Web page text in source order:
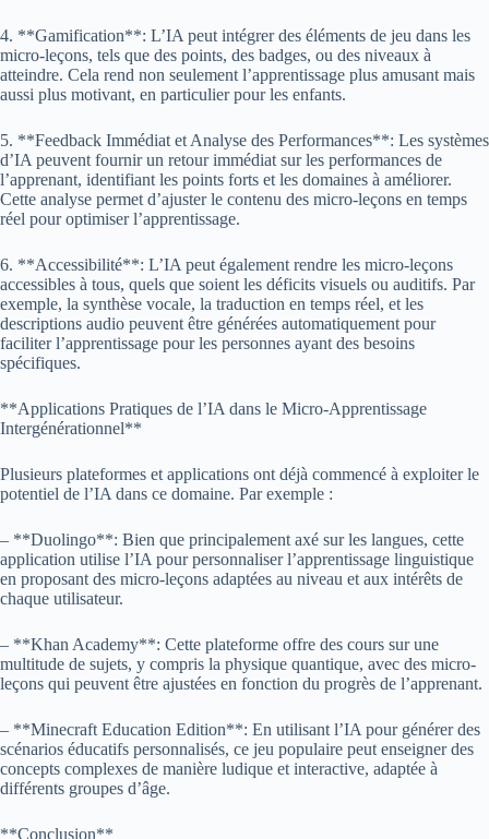
4. **Gamification**: L’IA peut intégrer des éléments de jeu dans les
micro-leçons, tels que des points, des badges, ou des niveaux à
atteindre. Cela rend non seulement l’apprentissage plus amusant mais
aussi plus motivant, en particulier pour les enfants.
5. **Feedback Immédiat et Analyse des Performances**: Les systèmes
d’IA peuvent fournir un retour immédiat sur les performances de
l’apprenant, identifiant les points forts et les domaines à améliorer.
Cette analyse permet d’ajuster le contenu des micro-leçons en temps
réel pour optimiser l’apprentissage.
6. **Accessibilité**: L’IA peut également rendre les micro-leçons
accessibles à tous, quels que soient les déficits visuels ou auditifs. Par
exemple, la synthèse vocale, la traduction en temps réel, et les
descriptions audio peuvent être générées automatiquement pour
faciliter l’apprentissage pour les personnes ayant des besoins
spécifiques.
**Applications Pratiques de l’IA dans le Micro-Apprentissage
Intergénérationnel**
Plusieurs plateformes et applications ont déjà commencé à exploiter le
potentiel de l’IA dans ce domaine. Par exemple :
– **Duolingo**: Bien que principalement axé sur les langues, cette
application utilise l’IA pour personnaliser l’apprentissage linguistique
en proposant des micro-leçons adaptées au niveau et aux intérêts de
chaque utilisateur.
– **Khan Academy**: Cette plateforme offre des cours sur une
multitude de sujets, y compris la physique quantique, avec des micro-
leçons qui peuvent être ajustées en fonction du progrès de l’apprenant.
– **Minecraft Education Edition**: En utilisant l’IA pour générer des
scénarios éducatifs personnalisés, ce jeu populaire peut enseigner des
concepts complexes de manière ludique et interactive, adaptée à
différents groupes d’âge.
**Conclusion**